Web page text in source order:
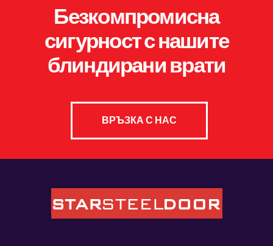
Безкомпромисна
сигурност с нашите
блиндирани врати
ВРЪЗКА С НАС